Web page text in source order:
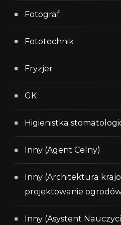
Fotograf
Fototechnik
Fryzjer
GK
Higienistka
Inny (Agent Celny)
Inny (Architektura
projektowanie
Inny (Asystent